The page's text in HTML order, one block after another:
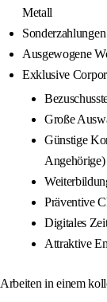
Metall
Ausgewogene
Exklusive
Große
Günstige
Angehörige)
Präventive
Digitales
Attraktive
Arbeiten in einem